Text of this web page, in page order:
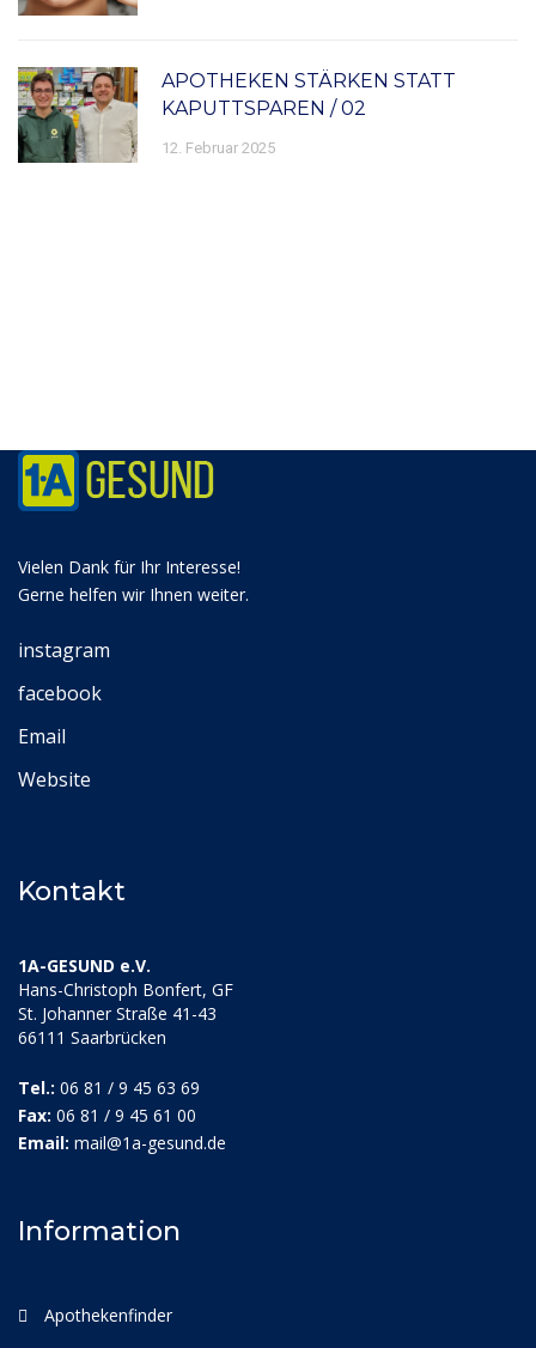
APOTHEKEN STÄRKEN STATT
KAPUTTSPAREN / 02
12. Februar 2025
Vielen Dank für Ihr Interesse!
Gerne helfen wir Ihnen weiter.
instagram
facebook
Email
Website
Kontakt
1A-GESUND e.V.
Hans-Christoph Bonfert, GF
St. Johanner Straße 41-43
66111 Saarbrücken
Tel.: 06 81 / 9 45 63 69
Fax: 06 81 / 9 45 61 00
Email: mail@1a-gesund.de
Information
Apothekenfinder